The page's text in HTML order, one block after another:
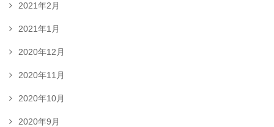
2021年2月
2021年1月
2020年12月
2020年11月
2020年10月
2020年9月